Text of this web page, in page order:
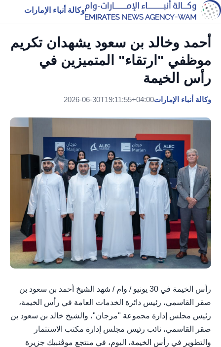
وكالة أنباء الإمارات
أحمد وخالد بن سعود يشهدان تكريم
موظفي "ارتقاء" المتميزين في
رأس الخيمة
وكالة أنباء الإمارات2026-06-30T19:11:55+04:00
رأس الخيمة في 30 يونيو / وام / شهد الشيخ أحمد بن سعود بن
صقر القاسمي، رئيس دائرة الخدمات العامة في رأس الخيمة،
رئيس مجلس إدارة مجموعة "مرجان"، والشيخ خالد بن سعود بن
صقر القاسمي، نائب رئيس مجلس إدارة مكتب الاستثمار
والتطوير في رأس الخيمة، اليوم، في منتجع موڤنبيك جزيرة